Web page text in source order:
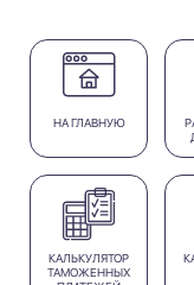
НА ГЛАВНУЮ
КАЛЬКУЛЯТОР
ТАМОЖЕННЫХ